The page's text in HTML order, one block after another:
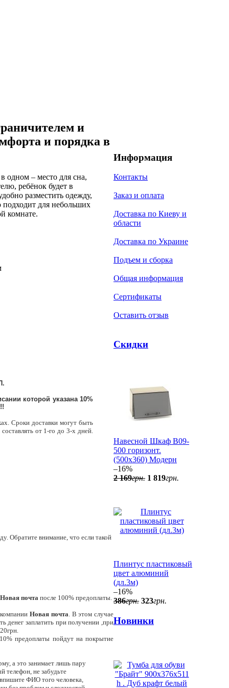
и
и порядка в
одном – место для сна,
ребёнок будет в
разместить одежду,
для небольших
комнате.
которой указана 10%
Сроки доставки могут быть
от 1-го до 3-х дней.
Обратите внимание, что если такой
Новая почта после 100% предоплаты.
Новая почта . В этом случае
денег заплатить при получении ,при
предоплаты пойдут на покрытие
а это занимает лишь пару
телефон, не забудьте
ФИО того человека,
Информация
Контакты
Заказ и оплата
Доставка по Киеву и
области
Доставка по Украине
Подъем и сборка
Общая информация
Сертификаты
Оставить отзыв
Скидки
Навесной Шкаф В09-
500 горизонт.
(500x360) Модерн
–16%
2 169грн. 1 819грн.
Плинтус пластиковый
цвет алюминий
(дл.3м)
–16%
386грн. 323грн.
Новинки